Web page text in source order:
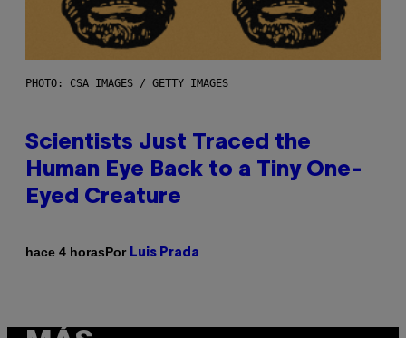
PHOTO: CSA IMAGES / GETTY IMAGES
Scientists Just Traced the
Human Eye Back to a Tiny One-
Eyed Creature
hace 4 horasPor Luis Prada